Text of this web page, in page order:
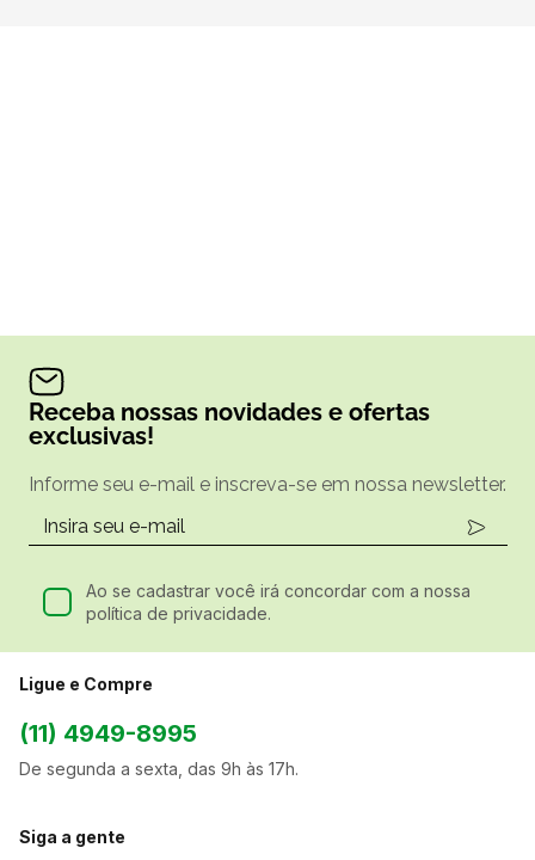
Receba nossas novidades e ofertas
exclusivas!
Informe seu e-mail e inscreva-se em nossa newsletter.
Ao se cadastrar você irá concordar com a nossa
política de privacidade.
Ligue e Compre
(11) 4949-8995
De segunda a sexta, das 9h às 17h.
Siga a gente